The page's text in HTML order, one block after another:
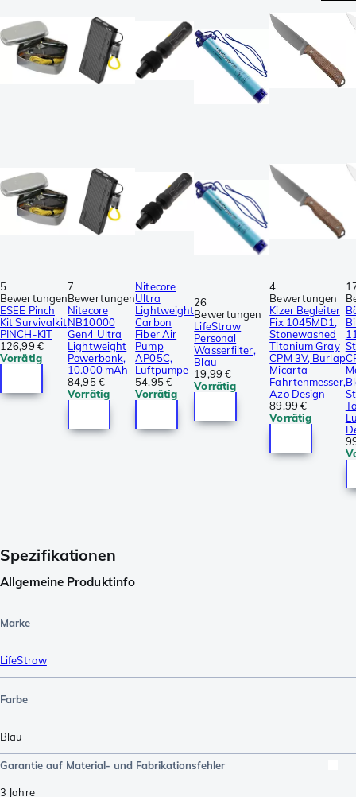
5
Bewertungen
ESEE Pinch
Kit Survivalkit
PINCH-KIT
126,99 €
Vorrätig
7
Bewertungen
Nitecore
NB10000
Gen4 Ultra
Lightweight
Powerbank,
10.000 mAh
84,95 €
Vorrätig
Nitecore
Ultra
Lightweight
Carbon
Fiber Air
Pump
AP05C,
Luftpumpe
54,95 €
Vorrätig
26
Bewertungen
LifeStraw
Personal
Wasserfilter,
Blau
19,99 €
Vorrätig
4
Bewertungen
Kizer Begleiter
Fix 1045MD1,
Stonewashed
Titanium Gray
CPM 3V, Burlap
Micarta
Fahrtenmesser,
Azo Design
89,99 €
Vorrätig
Spezifikationen
Allgemeine Produktinfo
Marke
LifeStraw
Farbe
Blau
Garantie auf Material- und Fabrikationsfehler
3 Jahre